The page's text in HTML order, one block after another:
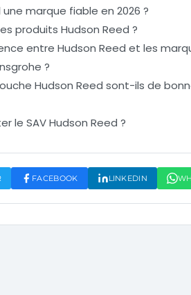
marque fiable en 2026 ?
produits Hudson Reed ?
entre Hudson Reed et les
?
Hudson Reed sont-ils de
le SAV Hudson Reed ?
FACEBOOK LINKEDIN